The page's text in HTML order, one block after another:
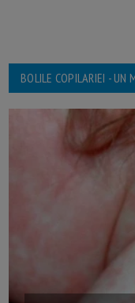
BOLILE COPILARIEI - UN